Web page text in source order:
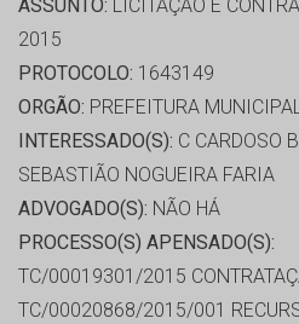
ASSUNTO: LICITAÇÃO E
2015
PROTOCOLO: 1643149
ORGÃO: PREFEITURA
INTERESSADO(S): C CARDOSO
SEBASTIÃO NOGUEIRA FARIA
ADVOGADO(S): NÃO HÁ
PROCESSO(S) APENSADO(S):
TC/00019301/2015
TC/00020868/2015/001